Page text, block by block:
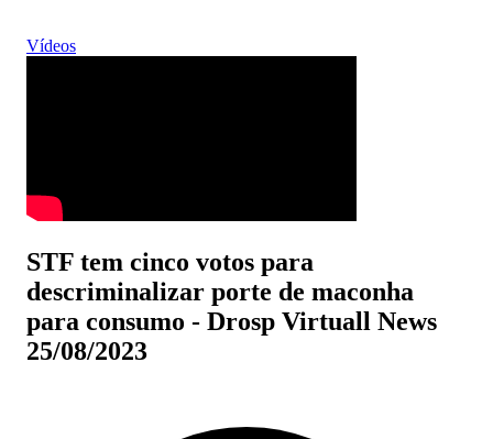
Vídeos
STF tem cinco votos para
descriminalizar porte de maconha
para consumo - Drosp Virtuall News
25/08/2023